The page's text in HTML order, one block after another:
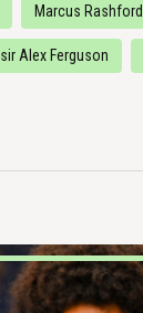
Marcus Rashford
sir Alex Ferguson